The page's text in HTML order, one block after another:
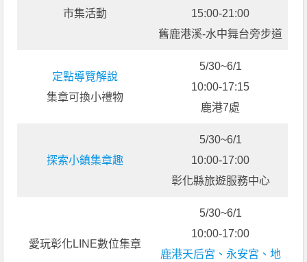
市集活動
15:00-21:00
舊鹿港溪-水中舞台旁步道
定點導覽解說
集章可換小禮物
5/30~6/1
10:00-17:15
鹿港7處
探索小鎮集章趣
5/30~6/1
10:00-17:00
彰化縣旅遊服務中心
愛玩彰化LINE數位集章
5/30~6/1
10:00-17:00
鹿港天后宮、永安宮、地